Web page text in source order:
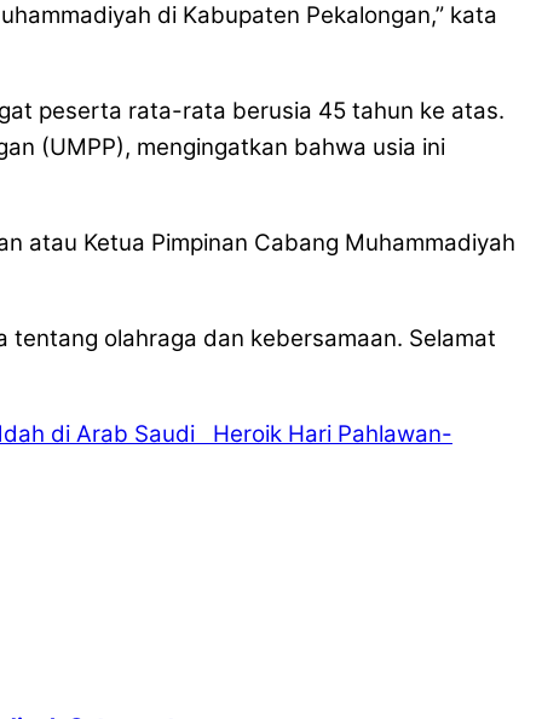
di Kabupaten Pekalongan,” kata
peserta rata-rata berusia 45 tahun ke atas.
(UMPP), mengingatkan bahwa usia ini
atau Ketua Pimpinan Cabang Muhammadiyah
olahraga dan kebersamaan. Selamat
di Arab Saudi
Heroik Hari Pahlawan-